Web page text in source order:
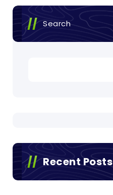
Search
Recent Posts